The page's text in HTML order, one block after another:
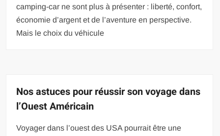
camping-car ne sont plus à présenter : liberté, confort,
économie d’argent et de l’aventure en perspective.
Mais le choix du véhicule
Nos astuces pour réussir son voyage dans
l’Ouest Américain
Voyager dans l’ouest des USA pourrait être une